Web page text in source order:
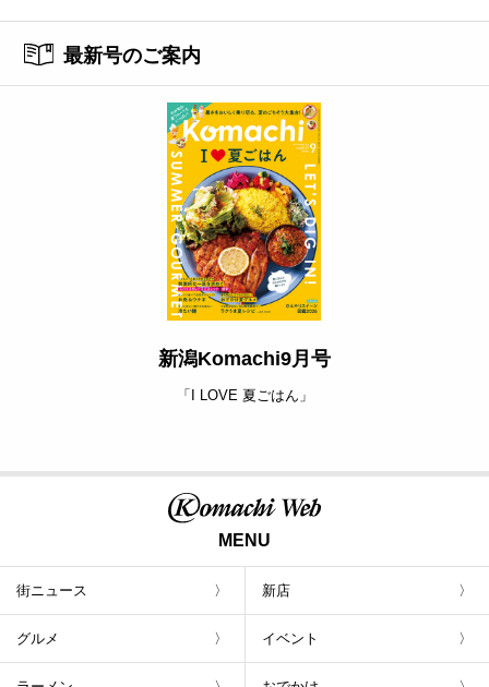
最新号のご案内
新潟Komachi9月号
「I LOVE 夏ごはん」
MENU
街ニュース 新店
グルメ イベント